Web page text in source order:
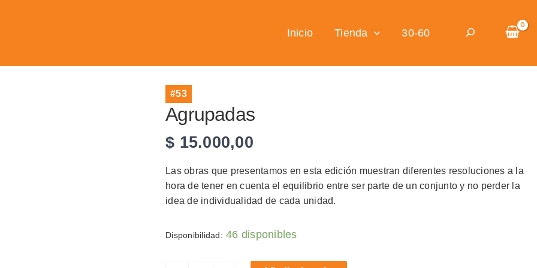
Inicio Tienda 30-60
Buscar
#53
Agrupadas
$ 15.000,00
Las obras que presentamos en esta edición muestran diferentes resoluciones a la
hora de tener en cuenta el equilibrio entre ser parte de un conjunto y no perder la
idea de individualidad de cada unidad.
Disponibilidad: 46 disponibles